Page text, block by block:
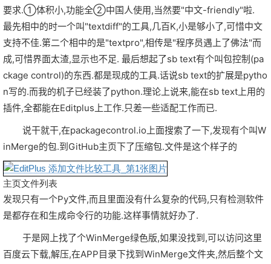
要求.①体积小,功能全②中国人使用,当然要"中文-friendly"啦.
最先相中的时一个叫"textdiff"的工具,几百K,小是够小了,可惜中文
支持不佳.第二个相中的是"textpro",相传是"程序员遇上了佛法"而
成,可惜界面太渣,显示也不足. 最后想起了sb text有个叫包控制(pa
ckage control)的东西.都是现成的工具.话说sb text的扩展是pytho
n写的.而我的机子已经装了python.理论上说来,能在sb text上用的
插件,全都能在Editplus上工作.只差一些适配工作而已.
说干就干,在packagecontrol.io上面搜索了一下,发现有个叫W
inMerge的包.到GitHub主页下了压缩包.文件是这个样子的
主页文件列表
发现只有一个Py文件,而且里面没有什么复杂的代码,只有检测软件
是都存在和生成命令行的功能.这样事情就好办了.
于是网上找了个WinMerge绿色版,如果没找到,可以访问这里
百度云下载,解压,在APP目录下找到WinMerge文件夹,然后整个文